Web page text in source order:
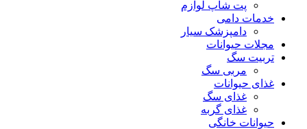
پت شاپ لوازم
خدمات دامی
دامپزشک سیار
مجلات حیوانات
تربیت سگ
مربی سگ
غذای حیوانات
غذای سگ
غذای گربه
حیوانات خانگی